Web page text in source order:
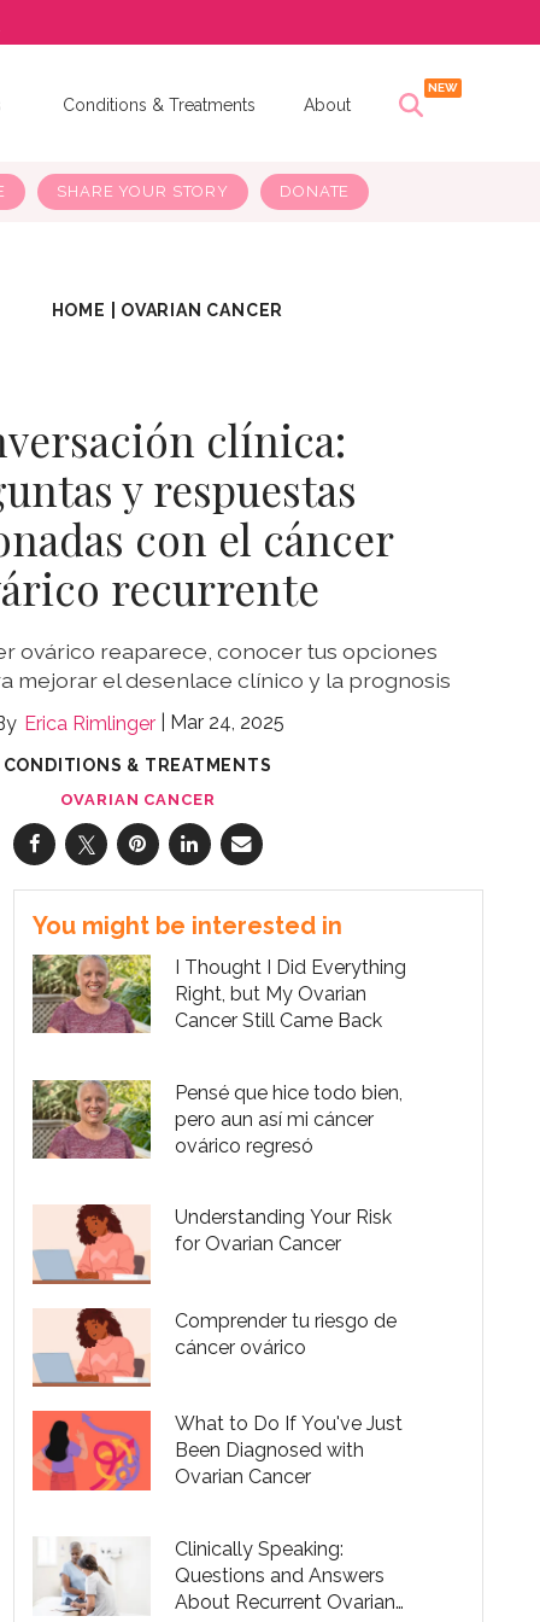
Conditions & Treatments About
SHARE YOUR STORY DONATE
HOME OVARIAN CANCER
clínica:
y respuestas
con el cáncer
recurrente
ovárico reaparece, conocer tus opciones
mejorar el desenlace clínico y la prognosis
Erica Rimlinger Mar 24, 2025
CONDITIONS & TREATMENTS
OVARIAN CANCER
You might be interested in
I Thought I Did Everything
Right, but My Ovarian
Cancer Still Came Back
Pensé que hice todo bien,
pero aun así mi cáncer
ovárico regresó
Understanding Your Risk
for Ovarian Cancer
Comprender tu riesgo de
cáncer ovárico
What to Do If You've Just
Been Diagnosed with
Ovarian Cancer
Clinically Speaking:
Questions and Answers
About Recurrent Ovarian